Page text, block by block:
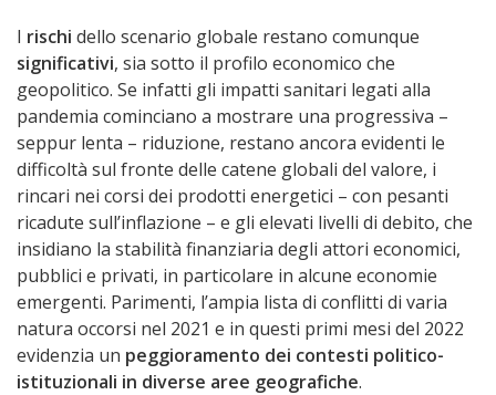
I rischi dello scenario globale restano comunque
significativi, sia sotto il profilo economico che
geopolitico. Se infatti gli impatti sanitari legati alla
pandemia cominciano a mostrare una progressiva –
seppur lenta – riduzione, restano ancora evidenti le
difficoltà sul fronte delle catene globali del valore, i
rincari nei corsi dei prodotti energetici – con pesanti
ricadute sull’inflazione – e gli elevati livelli di debito, che
insidiano la stabilità finanziaria degli attori economici,
pubblici e privati, in particolare in alcune economie
emergenti. Parimenti, l’ampia lista di conflitti di varia
natura occorsi nel 2021 e in questi primi mesi del 2022
evidenzia un peggioramento dei contesti politico-
istituzionali in diverse aree geografiche.